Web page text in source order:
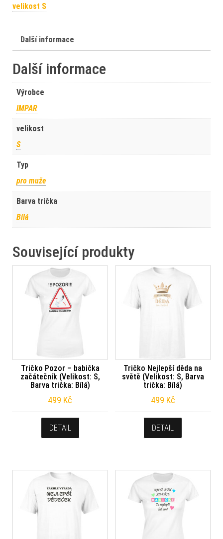
velikost S
Další informace
Další informace
Výrobce
IMPAR
velikost
S
Typ
pro muže
Barva trička
Bílá
Související produkty
Tričko Pozor – babička
začátečník (Velikost: S,
Barva trička: Bílá)
499 Kč
DETAIL
Tričko Nejlepší děda na
světě (Velikost: S, Barva
trička: Bílá)
499 Kč
DETAIL